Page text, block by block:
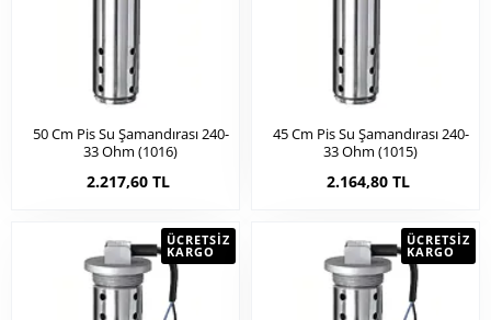
50 Cm Pis Su Şamandırası 240-
33 Ohm (1016)
2.217,60 TL
45 Cm Pis Su Şamandırası 240-
33 Ohm (1015)
2.164,80 TL
ÜCRETSIZ
KARGO
ÜCRETSIZ
KARGO